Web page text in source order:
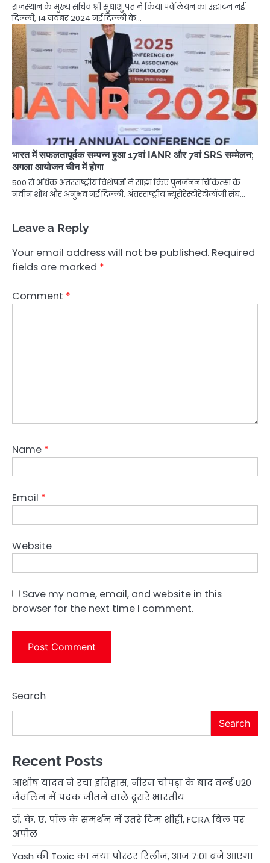
राजस्थान के मुख्य सचिव श्री सुधांशु पंत ने किया पवेलियन का उद्घाटन नई
दिल्ली, 14 नवंबर 2024 नई दिल्ली के…
भारत में सफलतापूर्वक सम्पन्न हुआ 17वां IANR और 7वां SRS सम्मेलन;
अगला आयोजन चीन में होगा
500 से अधिक अंतरराष्ट्रीय विशेषज्ञों ने साझा किए पुनर्जनन चिकित्सा के
नवीन शोध और अनुभव नई दिल्ली: अंतरराष्ट्रीय न्यूरोरेस्टोरेटोलॉजी संघ…
Leave a Reply
Your email address will not be published. Required
fields are marked *
Comment *
Name *
Email *
Website
Save my name, email, and website in this
browser for the next time I comment.
Search
Search
Recent Posts
आशीष यादव ने रचा इतिहास, नीरज चोपड़ा के बाद वर्ल्ड U20
जैवलिन में पदक जीतने वाले दूसरे भारतीय
डॉ. के. ए. पॉल के समर्थन में उतरे टिम शीही, FCRA बिल पर
अपील
Yash की Toxic का नया पोस्टर रिलीज, आज 7:01 बजे आएगा